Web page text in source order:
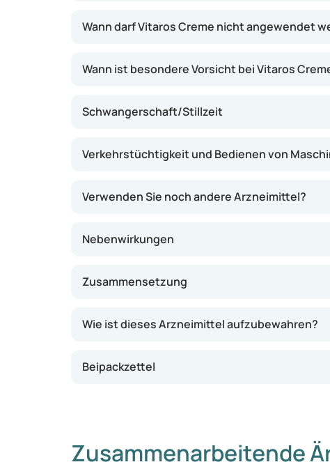
Creme ist kein Mittel zur Steigerung des
ist für die gewünschte Wirkung weiterhin
Wann darf Vitaros Creme nicht angewendet
Wann ist besondere Vorsicht bei Vitaros
Schwangerschaft/Stillzeit
Verkehrstüchtigkeit und Bedienen von
Verwenden Sie noch andere Arzneimittel?
Nebenwirkungen
Zusammensetzung
Wie ist dieses Arzneimittel aufzubewahren?
Beipackzettel
Zusammenarbeitende